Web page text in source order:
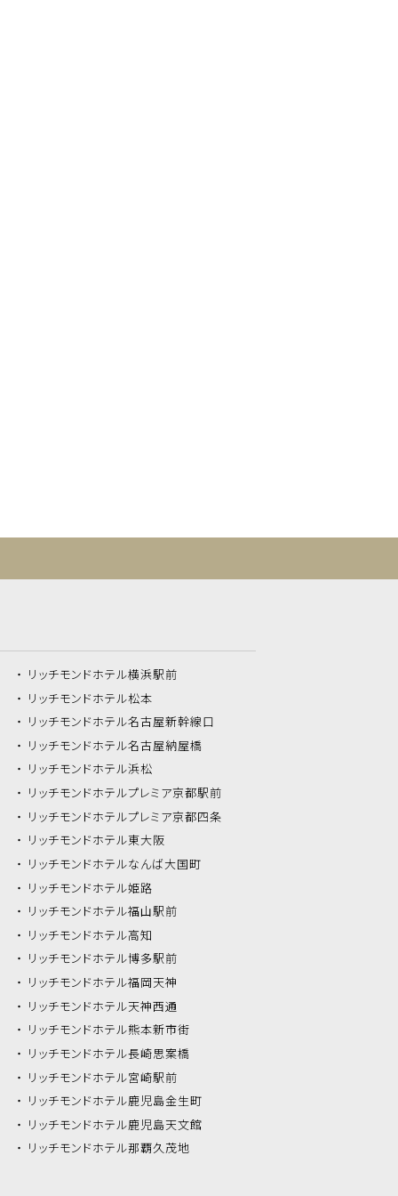
リッチモンドホテル横浜駅前
リッチモンドホテル松本
リッチモンドホテル名古屋新幹線口
リッチモンドホテル名古屋納屋橋
リッチモンドホテル浜松
リッチモンドホテルプレミア京都駅前
リッチモンドホテルプレミア京都四条
リッチモンドホテル東大阪
リッチモンドホテルなんば大国町
リッチモンドホテル姫路
リッチモンドホテル福山駅前
リッチモンドホテル高知
リッチモンドホテル博多駅前
リッチモンドホテル福岡天神
リッチモンドホテル天神西通
リッチモンドホテル熊本新市街
リッチモンドホテル長崎思案橋
リッチモンドホテル宮崎駅前
リッチモンドホテル鹿児島金生町
リッチモンドホテル鹿児島天文館
リッチモンドホテル那覇久茂地